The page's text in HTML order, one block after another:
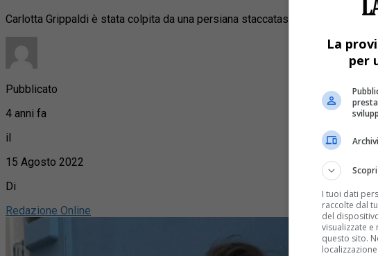
Carlotta Grippaldi è stata colpita da una persiana staccatasi da un palazzo a
Pubblicato
4 anni fa
il
15 Agosto 2022
Di
Redazione Online
La
per
I tuoi dati
raccolte dal
del
visualizzate
questo sito.